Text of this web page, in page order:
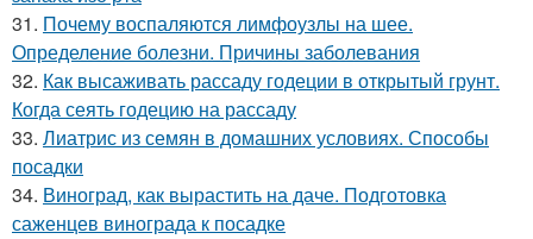
31. Почему воспаляются лимфоузлы на шее.
Определение болезни. Причины заболевания
32. Как высаживать рассаду годеции в открытый грунт.
Когда сеять годецию на рассаду
33. Лиатрис из семян в домашних условиях. Способы
посадки
34. Виноград, как вырастить на даче. Подготовка
саженцев винограда к посадке